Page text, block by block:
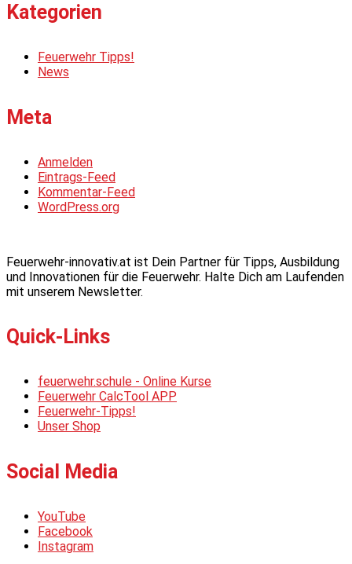
Kategorien
Feuerwehr Tipps!
News
Meta
Anmelden
Eintrags-Feed
Kommentar-Feed
WordPress.org
Feuerwehr-innovativ.at ist Dein Partner für Tipps, Ausbildung
und Innovationen für die Feuerwehr. Halte Dich am Laufenden
mit unserem Newsletter.
Quick-Links
feuerwehr.schule - Online Kurse
Feuerwehr CalcTool APP
Feuerwehr-Tipps!
Unser Shop
Social Media
YouTube
Facebook
Instagram